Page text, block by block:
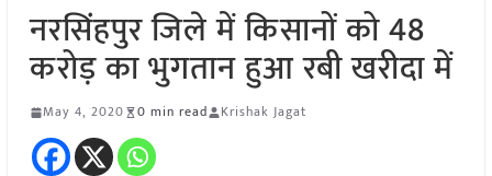
नरसिंहपुर जिले में किसानों को 48
करोड़ का भुगतान हुआ रबी खरीदा में
May 4, 2020 0 min read Krishak Jagat